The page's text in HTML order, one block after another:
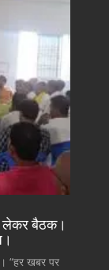
लेकर बैठक।
“हर खबर पर